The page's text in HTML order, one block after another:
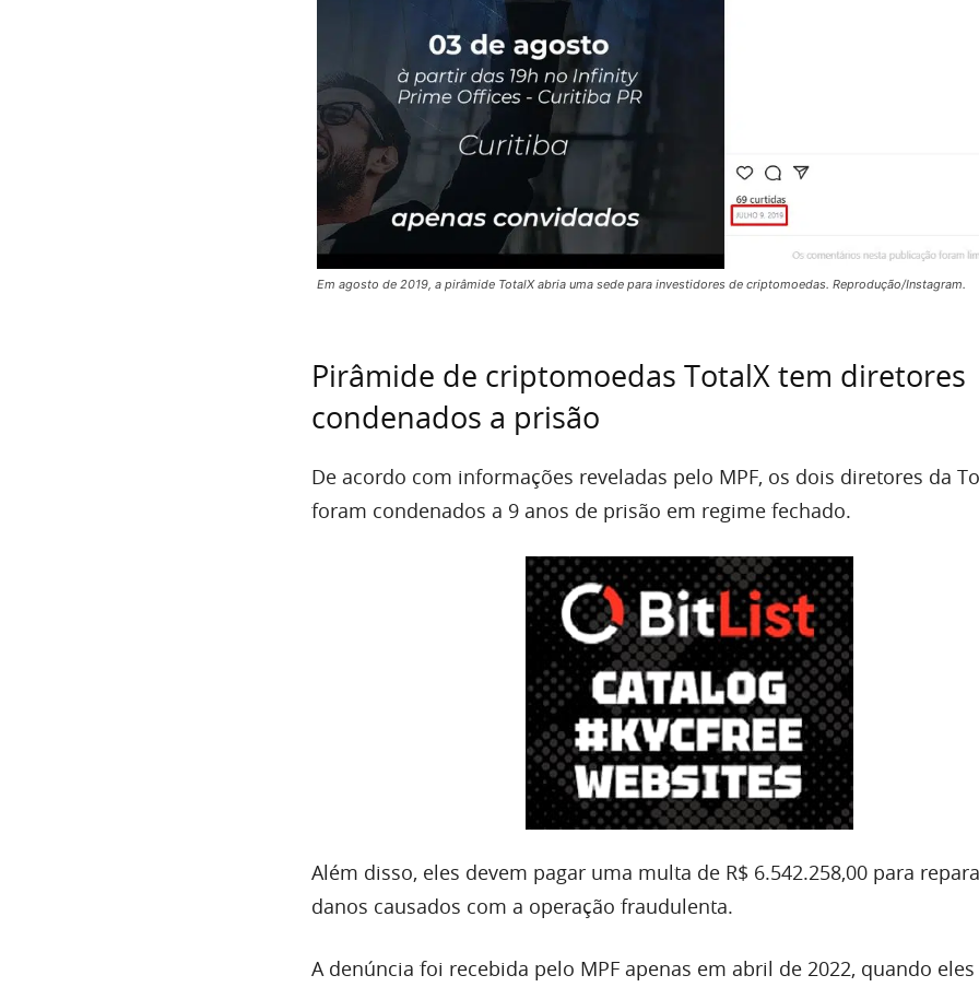
Em agosto de 2019, a pirâmide TotalX abria uma sede para investidores de criptomoedas. Reprodução/Instagram.
Pirâmide de criptomoedas TotalX tem diretores
condenados a prisão
De acordo com informações reveladas pelo MPF, os dois diretores da
foram condenados a 9 anos de prisão em regime fechado.
Além disso, eles devem pagar uma multa de R$ 6.542.258,00 para
danos causados com a operação fraudulenta.
A denúncia foi recebida pelo MPF apenas em abril de 2022, quando eles